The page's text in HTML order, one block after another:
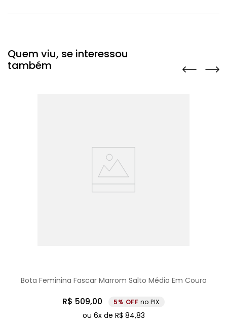
Quem viu, se interessou
também
Bota Feminina Fascar Marrom Salto Médio Em Couro
R$ 509,00 5% no PIX
ou 6x de R$ 84,83